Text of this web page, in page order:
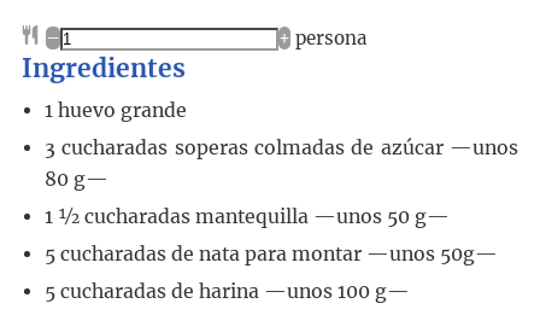
– + persona
Ingredientes
1 huevo grande
3 cucharadas soperas colmadas de azúcar —unos
80 g—
1 ½ cucharadas mantequilla —unos 50 g—
5 cucharadas de nata para montar —unos 50g—
5 cucharadas de harina —unos 100 g—